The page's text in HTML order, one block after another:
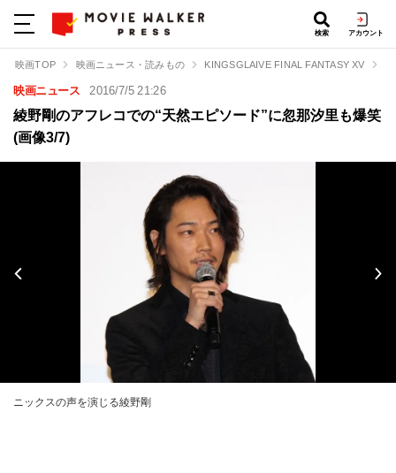
検索 アカウント
映画TOP 映画ニュース・読みもの KINGSGLAIVE FINAL FANTASY XV
映画ニュース 2016/7/5 21:26
綾野剛のアフレコでの“天然エピソード”に忽那汐里も爆笑
(画像3/7)
ニックスの声を演じる綾野剛